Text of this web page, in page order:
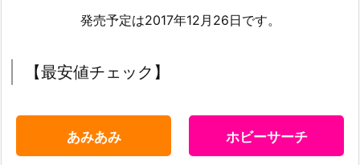
発売予定は2017年12月26日です。
【最安値チェック】
あみあみ ホビーサーチ